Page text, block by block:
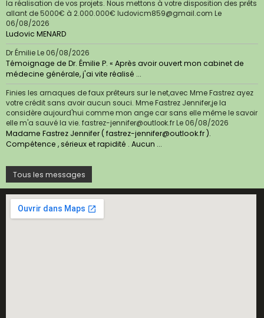
la réalisation de vos projets. Nous mettons à votre disposition des prêts
allant de 5000€ à 2.000.000€ ludovicm859@gmail.com Le
06/08/2026
Ludovic MENARD
Dr ÉmilieLe 06/08/2026
Témoignage de Dr. Émilie P. « Après avoir ouvert mon cabinet de
médecine générale, j'ai vite réalisé ...
Finies les arnaques de faux prêteurs sur le net,avec Mme Fastrez ayez
votre crédit sans avoir aucun souci. Mme Fastrez Jennifer,je la
considère aujourd'hui comme mon ange car sans elle même le savoir
elle m'a sauvé la vie. fastrez-jennifer@outlook.frLe 06/08/2026
Madame Fastrez Jennifer ( fastrez-jennifer@outlook.fr ).
Compétence , sérieux et rapidité . Aucun ...
Tous les messages